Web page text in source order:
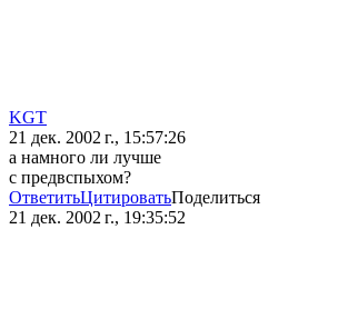
KGT
21 дек. 2002 г., 15:57:26
а намного ли лучше
с предвспыхом?
ОтветитьЦитироватьПоделиться
21 дек. 2002 г., 19:35:52